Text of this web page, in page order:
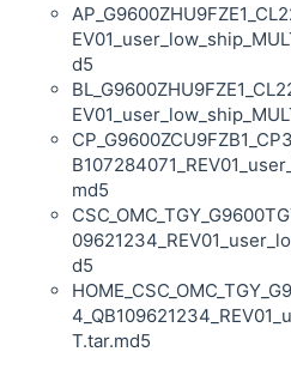
d5
md5
d5
T.tar.md5